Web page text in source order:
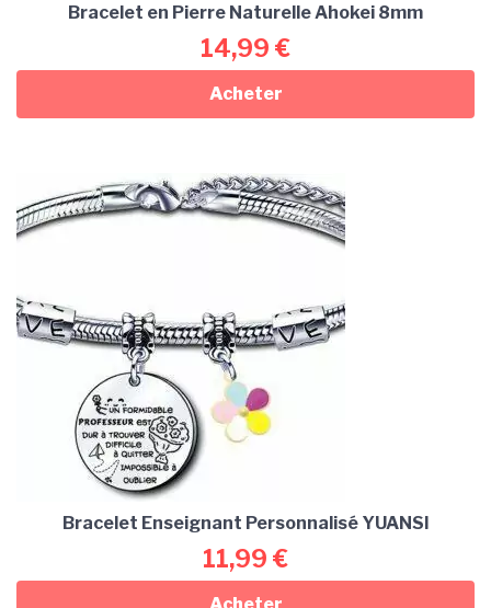
Bracelet en Pierre Naturelle Ahokei 8mm
14,99 €
Acheter
Bracelet Enseignant Personnalisé YUANSI
11,99 €